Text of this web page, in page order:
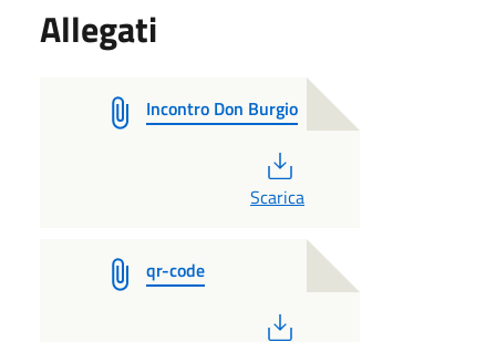
Allegati
Incontro Don Burgio
Scarica
qr-code